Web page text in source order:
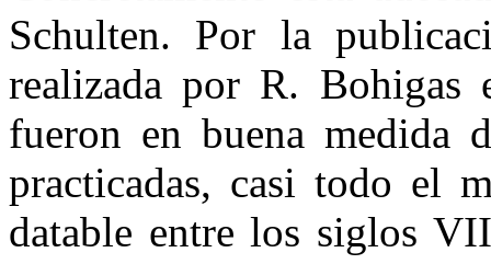
Schulten. Por la
realizada por R. Bohigas
fueron en buena medida
practicadas, casi todo el
datable entre los siglos